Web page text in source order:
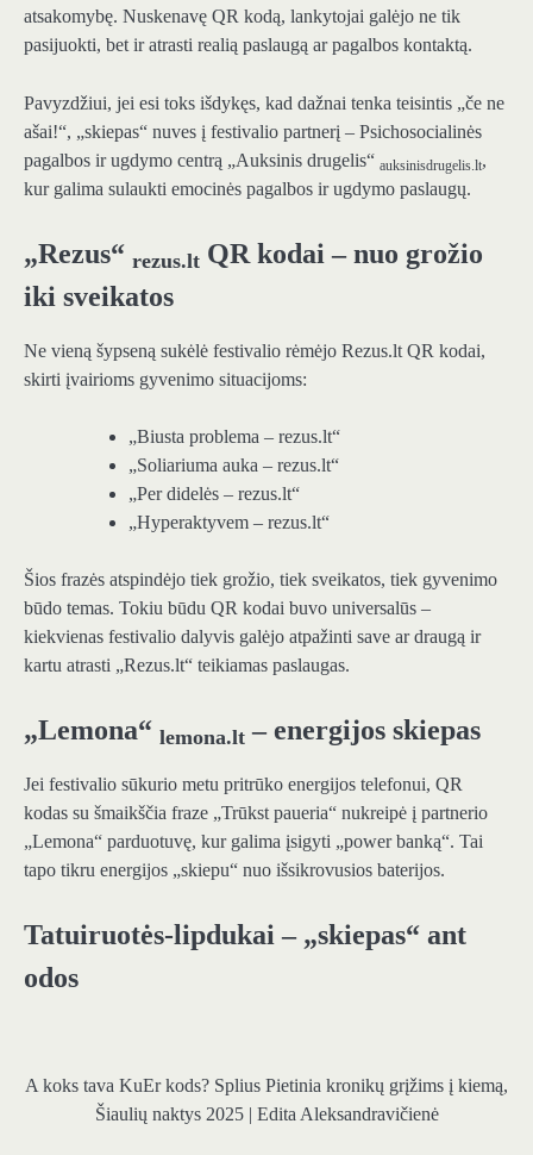
atsakomybę. Nuskenavę QR kodą, lankytojai galėjo ne tik
pasijuokti, bet ir atrasti realią paslaugą ar pagalbos kontaktą.
Pavyzdžiui, jei esi toks išdykęs, kad dažnai tenka teisintis „če ne
ašai!“, „skiepas“ nuves į festivalio partnerį – Psichosocialinės
pagalbos ir ugdymo centrą „Auksinis drugelis“ auksinisdrugelis.lt,
kur galima sulaukti emocinės pagalbos ir ugdymo paslaugų.
„Rezus“ rezus.lt QR kodai – nuo grožio
iki sveikatos
Ne vieną šypseną sukėlė festivalio rėmėjo Rezus.lt QR kodai,
skirti įvairioms gyvenimo situacijoms:
„Biusta problema – rezus.lt“
„Soliariuma auka – rezus.lt“
„Per didelės – rezus.lt“
„Hyperaktyvem – rezus.lt“
Šios frazės atspindėjo tiek grožio, tiek sveikatos, tiek gyvenimo
būdo temas. Tokiu būdu QR kodai buvo universalūs –
kiekvienas festivalio dalyvis galėjo atpažinti save ar draugą ir
kartu atrasti „Rezus.lt“ teikiamas paslaugas.
„Lemona“ lemona.lt – energijos skiepas
Jei festivalio sūkurio metu pritrūko energijos telefonui, QR
kodas su šmaikščia fraze „Trūkst paueria“ nukreipė į partnerio
„Lemona“ parduotuvę, kur galima įsigyti „power banką“. Tai
tapo tikru energijos „skiepu“ nuo išsikrovusios baterijos.
Tatuiruotės-lipdukai – „skiepas“ ant
odos
A koks tava KuEr kods? Splius Pietinia kronikų grįžims į kiemą,
Šiaulių naktys 2025 | Edita Aleksandravičienė